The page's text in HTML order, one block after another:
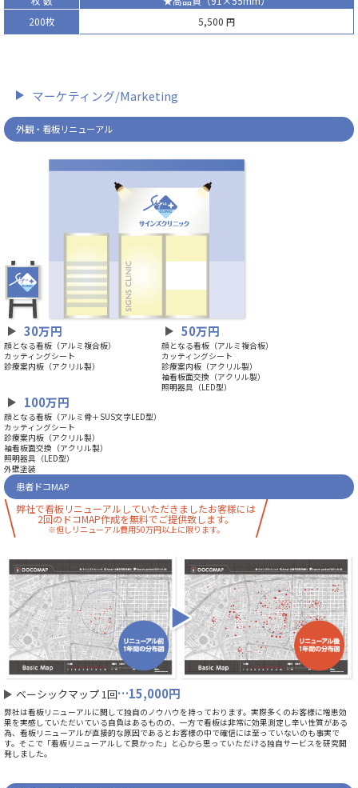
200枚
5,500 円
マーケティング/Marketing
外観・看板リニューアル
30万円
顔となる看板（アルミ複合板）
カッティングシート
診療案内板（アクリル製）
50万円
顔となる看板（アルミ複合板）
カッティングシート
診療案内板（アクリル製）
袖看板面交換（アクリル製）
照明器具（LED型）
100万円
顔となる看板（アルミ骨＋SUS文字LED型）
カッティングシート
診療案内板（アクリル製）
袖看板面交換（アクリル製）
照明器具（LED型）
外壁塗装
患者ドコMAP
弊社で看板リニューアルしていただきましたお客様には
2回のドコMAP作成を無料でご提供致します。
※但しリニューアル費用50万円以上に限ります。
ベーシックマップ 1回…15,000円
弊社は看板リニューアルに関して独自のノウハウを持っております。実際多くのお客様に増患効
果を実感していただいている自負はあるものの、一方で看板は非常に効果測定し辛い性質がある
為、看板リニューアルが直接的な原因であるとお客様の中で確信には至っていないのも事実で
す。そこで「看板リニューアルして良かった」と心から思っていただける独自サービスを研究開
発しました。